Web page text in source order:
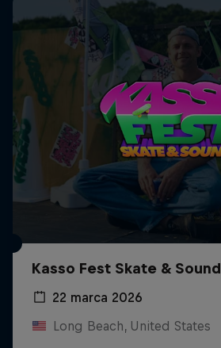
Kasso Fest Skate & Sound
22 marca 2026
Long Beach, United States